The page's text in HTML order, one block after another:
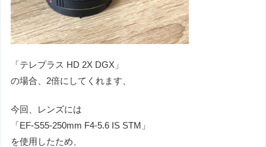
「テレプラス HD 2X DGX」
の場合、2倍にしてくれます、
今回、レンズには
「EF-S55-250mm F4-5.6 IS STM」
を使用したため、